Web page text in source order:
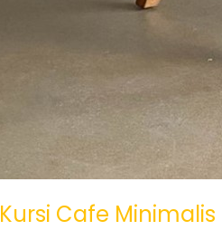
Kursi Cafe Minimalis